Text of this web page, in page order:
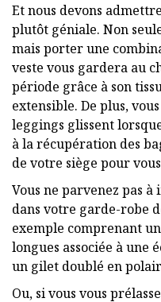
Et nous devons
plutôt géniale. Non
mais porter une
veste vous gardera au
période grâce à son
extensible. De plus,
leggings glissent
à la récupération des
de votre siège pour
Vous ne parvenez pas
dans votre garde-robe
exemple comprenant
longues associée à une
un gilet doublé en
Ou, si vous vous